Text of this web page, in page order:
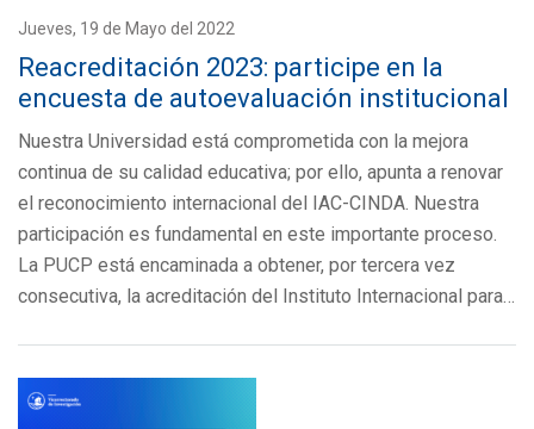
Jueves, 19 de Mayo del 2022
Reacreditación 2023: participe en la
encuesta de autoevaluación institucional
Nuestra Universidad está comprometida con la mejora
continua de su calidad educativa; por ello, apunta a renovar
el reconocimiento internacional del IAC-CINDA. Nuestra
participación es fundamental en este importante proceso.
La PUCP está encaminada a obtener, por tercera vez
consecutiva, la acreditación del Instituto Internacional para…